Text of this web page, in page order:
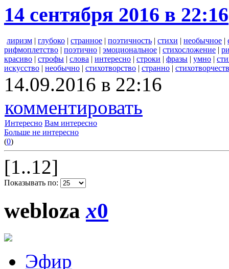
14 сентября 2016 в 22:16
лиризм | глубоко | странное | поэтичность | стихи | необычное |
рифмоплетство | поэтично | эмоциональное | стихосложение |
красиво | строфы | слова | интересно | строки | фразы | умно |
искусство | необычно | стихотворство | странно |
14.09.2016 в 22:16
комментировать
Интересно Вам интересно
Больше не интересно
(0)
[1..12]
Показывать по:
weblozax0
Эфир